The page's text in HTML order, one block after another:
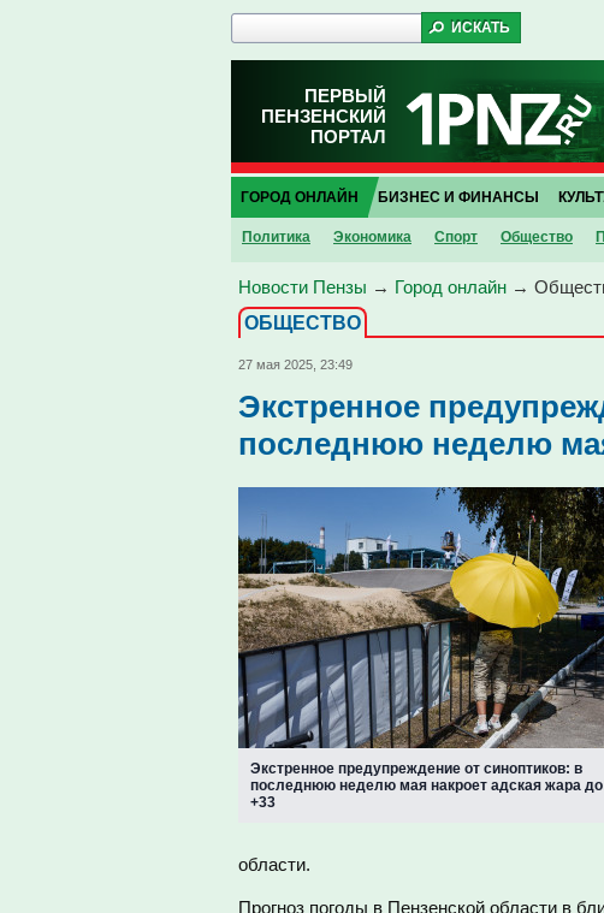
ПЕРВЫЙ
ПЕНЗЕНСКИЙ
ПОРТАЛ
ГОРОД ОНЛАЙН
Политика Экономика Спорт Общество
БИЗНЕС И ФИНАНСЫ
Новости Пензы → Город онлайн →
ОБЩЕСТВО
27 мая 2025, 23:49
Экстренное
последнюю неделю
Экстренное предупреждение от синоптиков: в
последнюю неделю мая накроет адская жара до
+33
области.
Прогноз погоды в Пензенской области в